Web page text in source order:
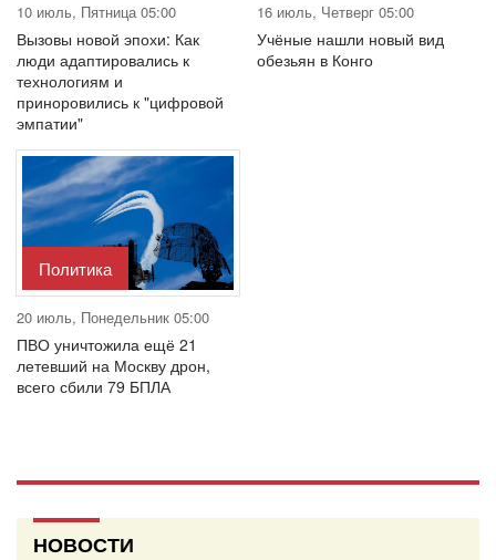
10 июль, Пятница 05:00
Вызовы новой эпохи: Как
люди адаптировались к
технологиям и
приноровились к "цифровой
эмпатии"
16 июль, Четверг 05:00
Учёные нашли новый вид
обезьян в Конго
Политика
20 июль, Понедельник 05:00
ПВО уничтожила ещё 21
летевший на Москву дрон,
всего сбили 79 БПЛА
НОВОСТИ